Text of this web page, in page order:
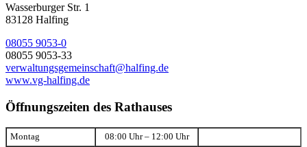
Wasserburger Str. 1
83128 Halfing
08055 9053-0
08055 9053-33
verwaltungsgemeinschaft@halfing.de
www.vg-halfing.de
Öffnungszeiten des Rathauses
Montag 08:00 Uhr – 12:00 Uhr